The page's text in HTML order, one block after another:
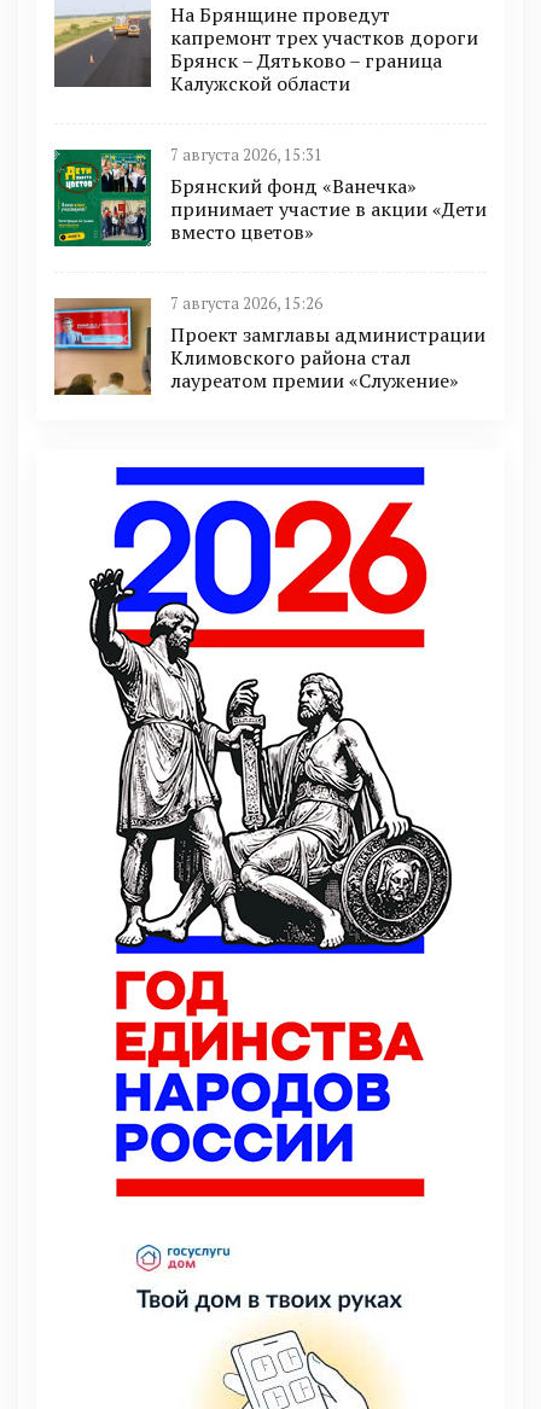
На Брянщине проведут
капремонт трех участков дороги
Брянск – Дятьково – граница
Калужской области
7 августа 2026, 15:31
Брянский фонд «Ванечка»
принимает участие в акции «Дети
вместо цветов»
7 августа 2026, 15:26
Проект замглавы администрации
Климовского района стал
лауреатом премии «Служение»